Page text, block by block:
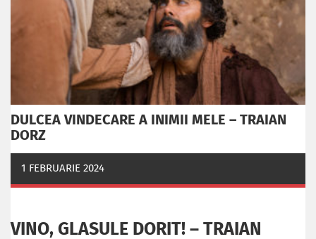
DULCEA VINDECARE A INIMII MELE – TRAIAN
DORZ
1 FEBRUARIE 2024
VINO, GLASULE DORIT! – TRAIAN